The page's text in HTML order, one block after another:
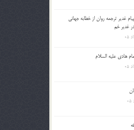
غدیر ترجمه روان از خطابه جهانی
غدیر خم
هادی علیه السلام